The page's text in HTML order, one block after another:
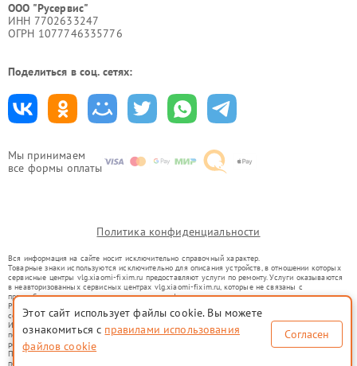
Мы принимаем
все формы оплаты
ООО "Русервис"
ИНН 7702633247
ОГРН 1077746335776
Поделиться в соц. сетях:
Политика конфиденциальности
Вся информация на сайте носит исключительно справочный характер.
Товарные знаки используются исключительно для описания устройств, в отношении которых
сервисные центры vlg.xiaomi-fixim.ru предоставляют услуги по ремонту. Услуги оказываются
в неавторизованных сервисных центрах vlg.xiaomi-fixim.ru, которые не связаны с
правообладателями товарных знаков или их официальными представителями.
Ремонт осуществляется для устройств, уже введенных в гражданский оборот в соответствии
со статьей 1487 ГК РФ.
Использование товарных знаков не преследует цели индивидуализации услуг или введения
потребителей в заблуждение, а служит для информирования о предоставляемых услугах по
ремонту техники указанных брендов.
Представленная на сайте информация не является публичной офертой, определяемой
положениями Статьи 437(2) Гражданского кодекса РФ
Этот сайт использует файлы cookie. Вы можете
ознакомиться с правилами использования
файлов cookie
Согласен